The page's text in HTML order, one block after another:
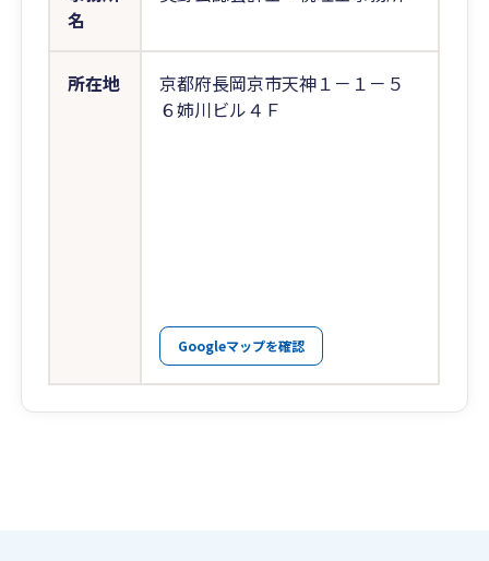
名
所在地
京都府長岡京市天神１－１－５
６姉川ビル４Ｆ
Googleマップを確認